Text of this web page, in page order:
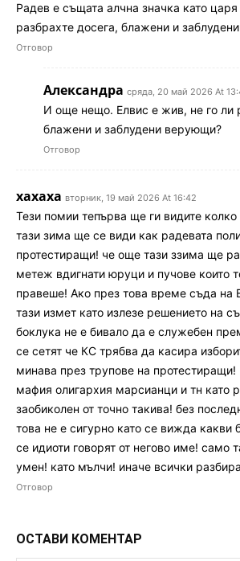
Радев е същата алчна значка като
разбрахте досега, блажени и
Отговор
Александра сряда, 20 май 2026 At
И още нещо. Елвис е жив, не го ли
блажени и заблудени верующи?
Отговор
хахаха вторник, 19 май 2026 At 16:42
Тези помии тепърва ще ги видите
тази зима ще се види как радевата
протестиращи! че още тази ззима ще
метеж вдигнати юруци и пучове които
правеше! Ако през това време съда на
тази измет като излезе решението на
боклука не е бивало да е служебен
се сетят че КС трябва да касира
минава през трупове на
мафия олигархия марсианци и тн като
заобиколен от точно такива! без
това не е сигурно като се вижда какви
се идиоти говорят от негово име! само
умен! като мълчи! иначе всички
Отговор
ОСТАВИ КОМЕНТАР